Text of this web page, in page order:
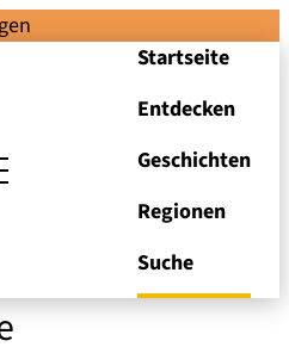
Startseite
Entdecken
Geschichten
Regionen
Suche
Stöbern